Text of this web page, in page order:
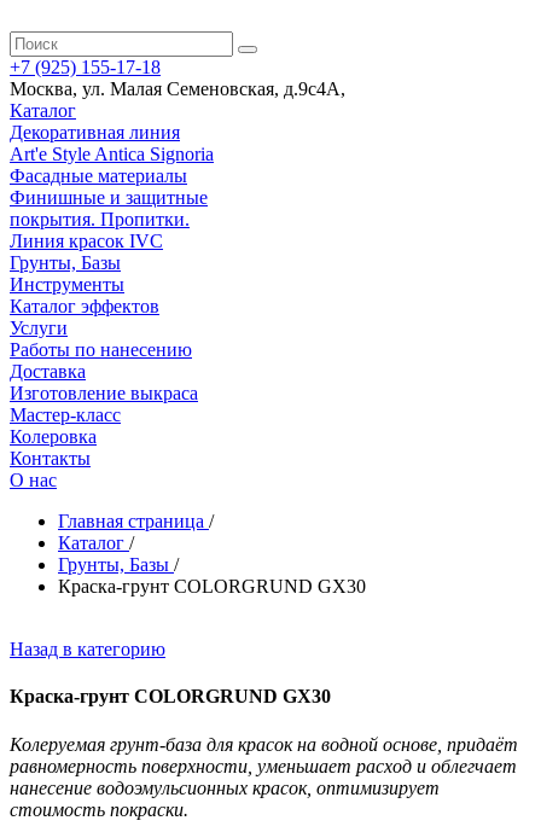
+7 (925) 155-17-18
Москва, ул. Малая Семеновская, д.9с4А,
Каталог
Декоративная линия
Art'e Style Antica Signoria
Фасадные материалы
Финишные и защитные
покрытия. Пропитки.
Линия красок IVC
Грунты, Базы
Инструменты
Каталог эффектов
Услуги
Работы по нанесению
Доставка
Изготовление выкраса
Мастер-класс
Колеровка
Контакты
О нас
Главная страница /
Каталог /
Грунты, Базы /
Краска-грунт COLORGRUND GX30
Назад в категорию
Краска-грунт COLORGRUND GX30
Колеруемая грунт-база для красок на водной основе, придаёт
равномерность поверхности, уменьшает расход и облегчает
нанесение водоэмульсионных красок, оптимизирует
стоимость покраски.